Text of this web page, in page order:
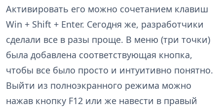
Активировать его можно сочетанием клавиш
Win + Shift + Enter. Сегодня же, разработчики
сделали все в разы проще. В меню (три точки)
была добавлена соответствующая кнопка,
чтобы все было просто и интуитивно понятно.
Выйти из полноэкранного режима можно
нажав кнопку F12 или же навести в правый